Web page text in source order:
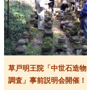
草戸明王院「中世石造物
調査」事前説明会開催！